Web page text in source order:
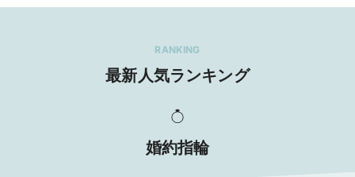
RANKING
最新人気ランキング
婚約指輪